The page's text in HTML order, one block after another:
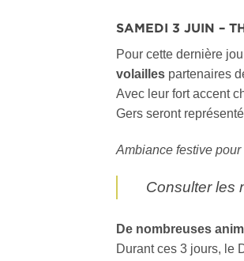
SAMEDI 3 JUIN –
Pour cette dernière
volailles partenaires
Avec leur fort accent
Gers seront
Ambiance festive
Consulter les
De nombreuses
Durant ces 3 jours, le